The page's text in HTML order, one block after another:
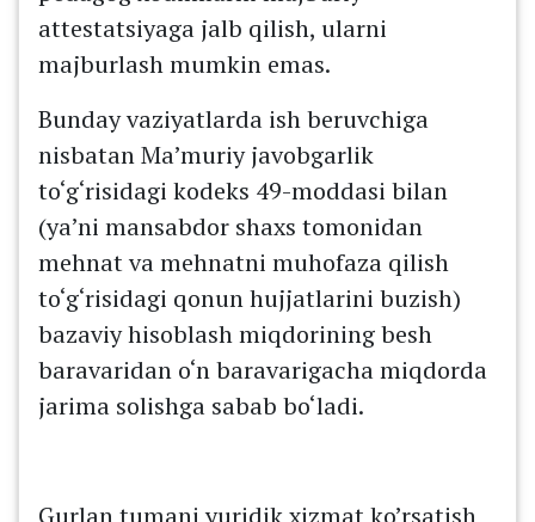
attestatsiyaga jalb qilish, ularni
majburlash mumkin emas.
Bunday vaziyatlarda ish beruvchiga
nisbatan Ma’muriy javobgarlik
to‘g‘risidagi kodeks 49-moddasi bilan
(ya’ni mansabdor shaxs tomonidan
mehnat va mehnatni muhofaza qilish
to‘g‘risidagi qonun hujjatlarini buzish)
bazaviy hisoblash miqdorining besh
baravaridan o‘n baravarigacha miqdorda
jarima solishga sabab bo‘ladi.
Gurlan tumani yuridik xizmat ko’rsatish